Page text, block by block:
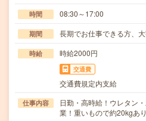
時間 08:30～17:00
期間 長期でお仕事できる方、大
時給 時給2000円
交通費
交通費規定内支給
仕事内容
日勤・高時給！ウレタン
業！重いもので約20kgあ